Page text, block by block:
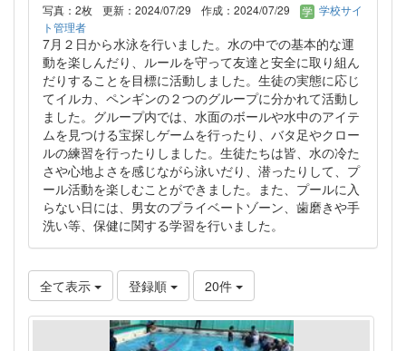
写真：2枚 更新：2024/07/29 作成：2024/07/29
学校サイ
ト管理者
7月２日から水泳を行いました。水の中での基本的な運
動を楽しんだり、ルールを守って友達と安全に取り組ん
だりすることを目標に活動しました。生徒の実態に応じ
てイルカ、ペンギンの２つのグループに分かれて活動し
ました。グループ内では、水面のボールや水中のアイテ
ムを見つける宝探しゲームを行ったり、バタ足やクロー
ルの練習を行ったりしました。生徒たちは皆、水の冷た
さや心地よさを感じながら泳いだり、潜ったりして、プ
ール活動を楽しむことができました。また、プールに入
らない日には、男女のプライベートゾーン、歯磨きや手
洗い等、保健に関する学習を行いました。
全て表示 登録順 20件